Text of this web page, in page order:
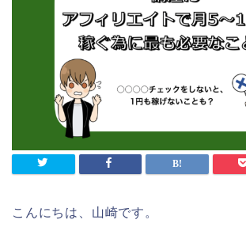
こんにちは、山崎です。